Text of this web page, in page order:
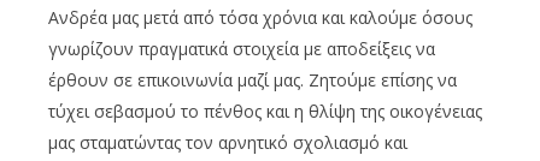
Ανδρέα μας μετά από τόσα χρόνια και καλούμε όσους
γνωρίζουν πραγματικά στοιχεία με αποδείξεις να
έρθουν σε επικοινωνία μαζί μας. Ζητούμε επίσης να
τύχει σεβασμού το πένθος και η θλίψη της οικογένειας
μας σταματώντας τον αρνητικό σχολιασμό και